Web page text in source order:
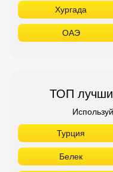
Турция
Хургада
ОАЭ
Дубай